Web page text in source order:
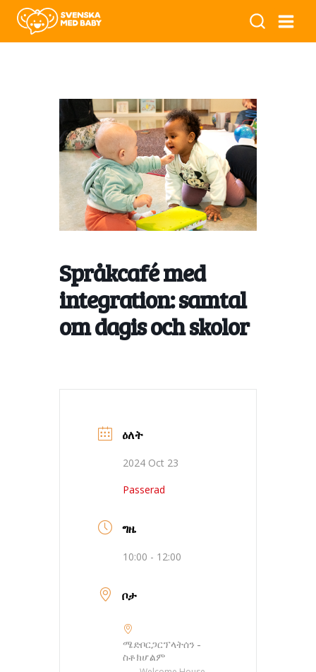
Språkcafé med
integration: samtal
om dagis och skolor
ዕለት
2024 Oct 23
Passerad
ግዜ
10:00 - 12:00
ቦታ
ሜድቦርጋርፕላትሰን -
ስቶክሆልም